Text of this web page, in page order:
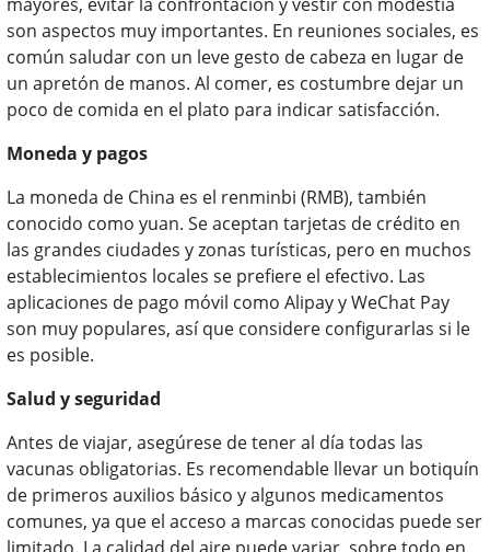
son aspectos muy importantes. En reuniones sociales, es
común saludar con un leve gesto de cabeza en lugar de
un apretón de manos. Al comer, es costumbre dejar un
poco de comida en el plato para indicar satisfacción.
Moneda y pagos
La moneda de China es el renminbi (RMB), también
conocido como yuan. Se aceptan tarjetas de crédito en
las grandes ciudades y zonas turísticas, pero en muchos
establecimientos locales se prefiere el efectivo. Las
aplicaciones de pago móvil como Alipay y WeChat Pay
son muy populares, así que considere configurarlas si le
es posible.
Salud y seguridad
Antes de viajar, asegúrese de tener al día todas las
vacunas obligatorias. Es recomendable llevar un botiquín
de primeros auxilios básico y algunos medicamentos
comunes, ya que el acceso a marcas conocidas puede ser